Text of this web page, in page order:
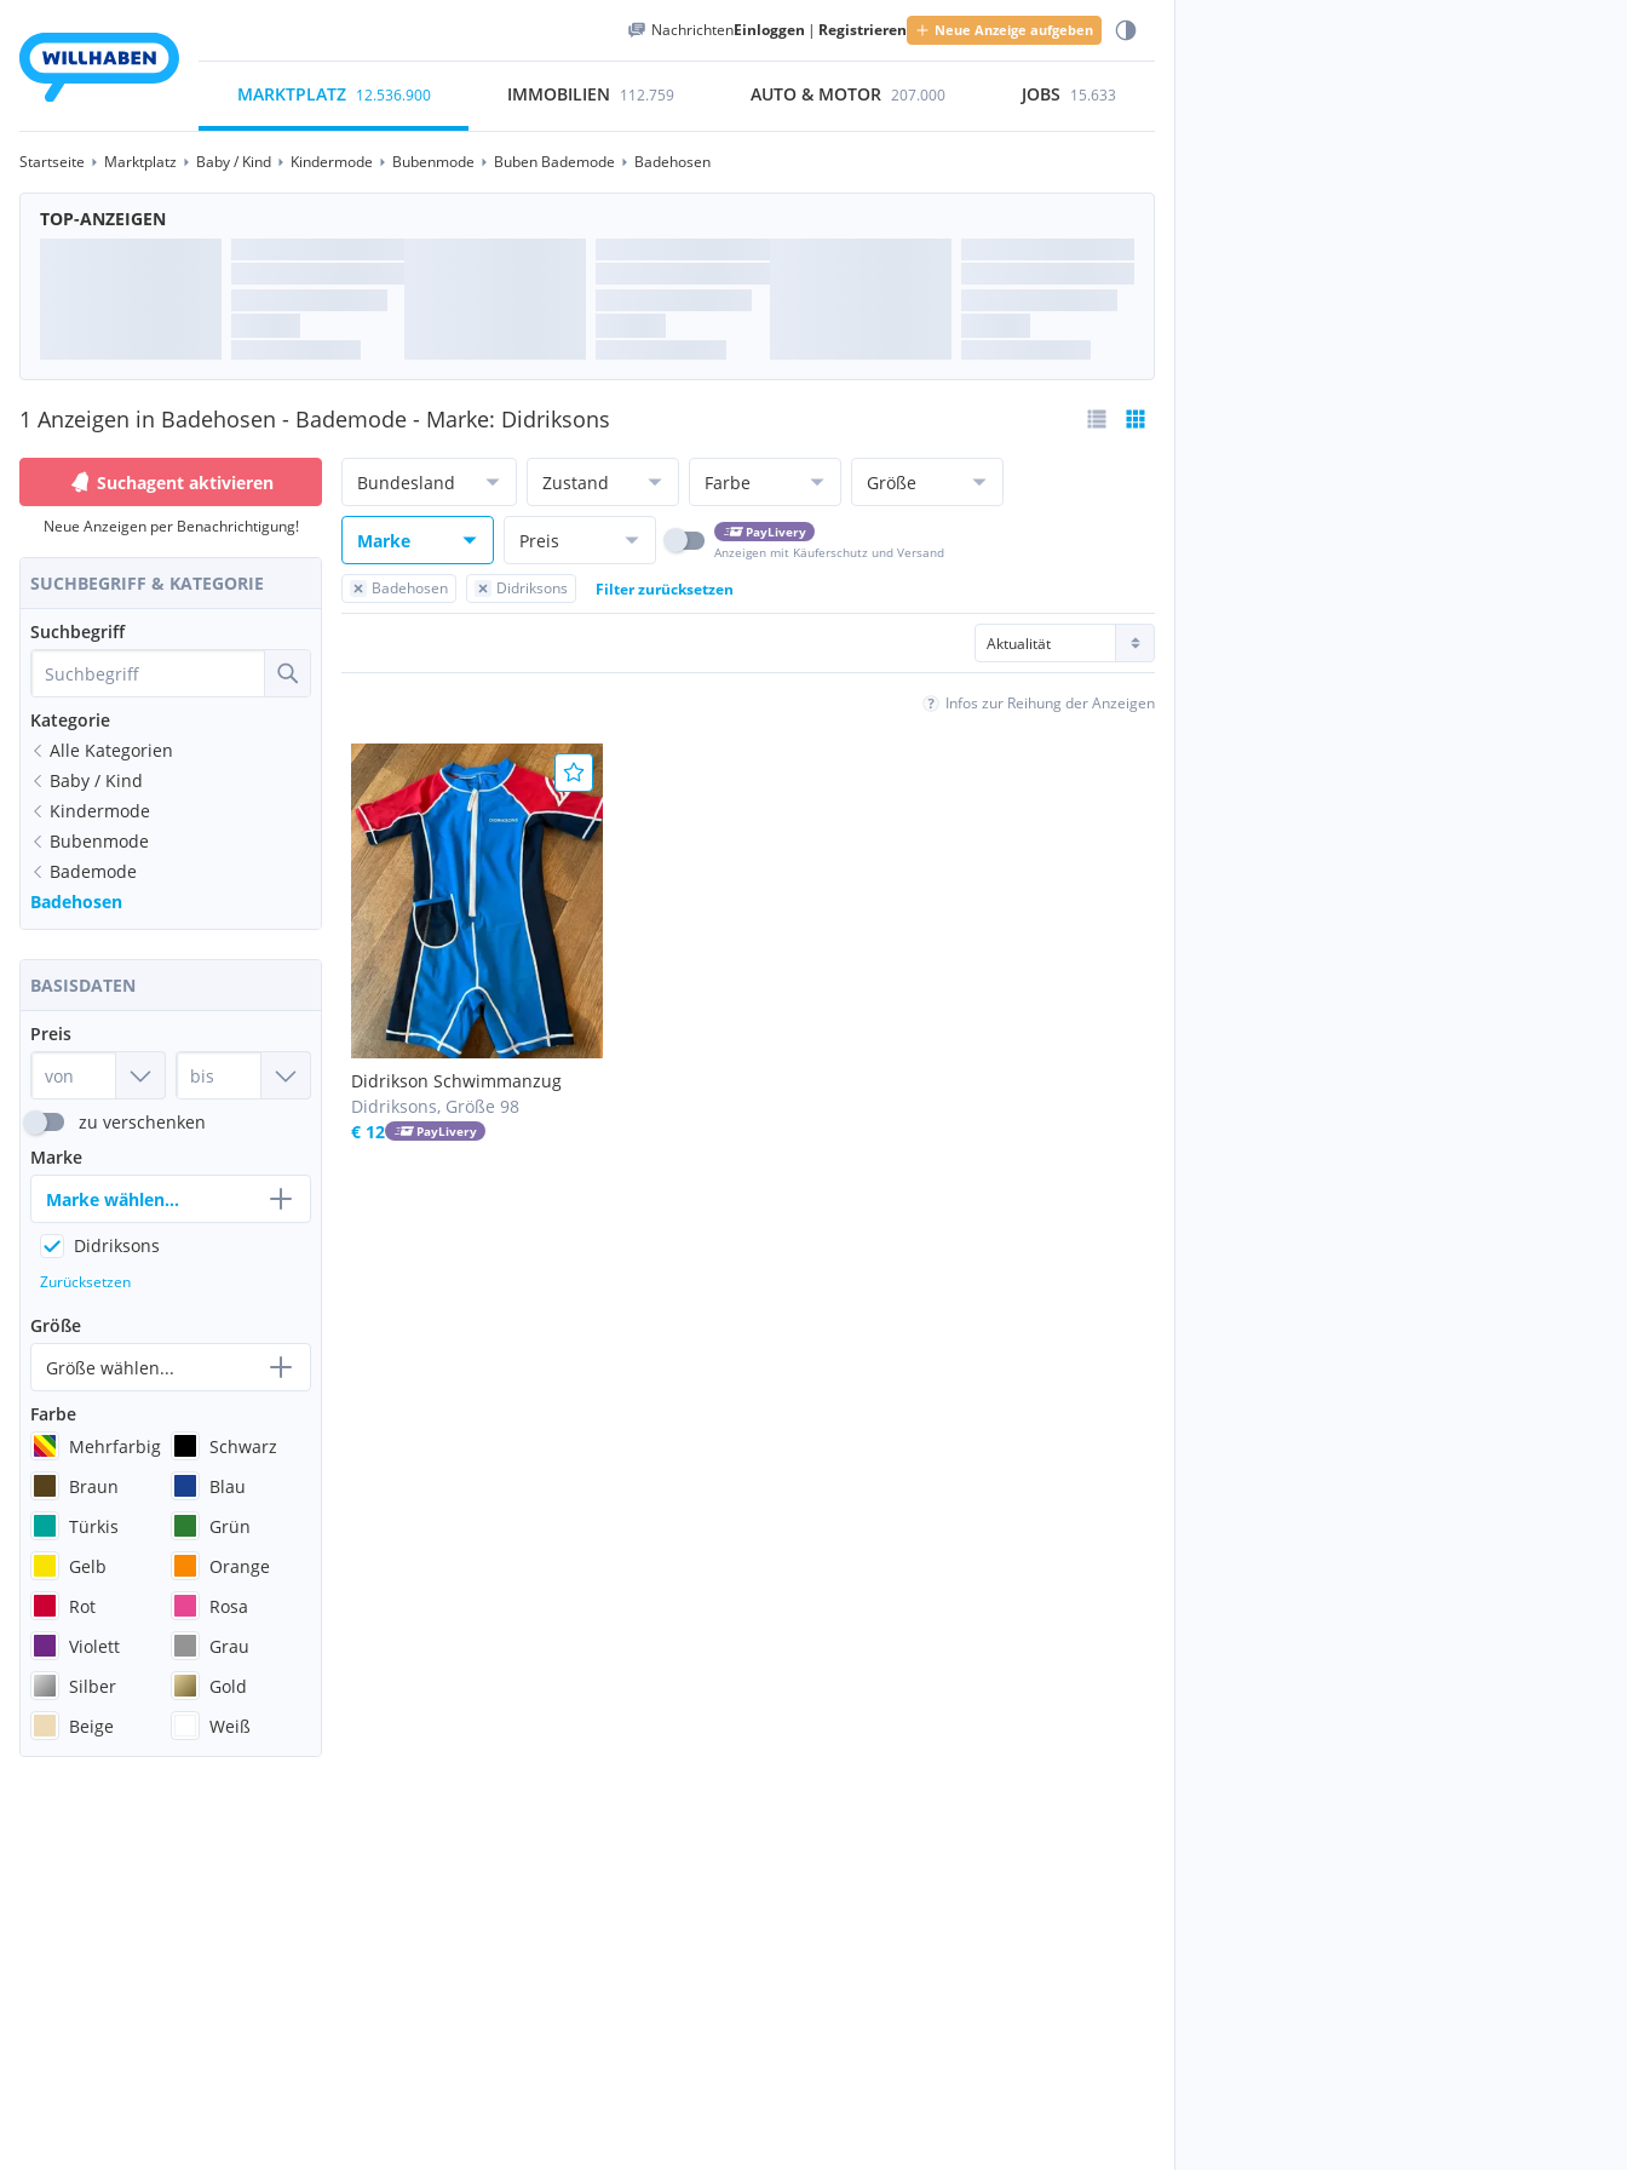
NachrichtenEinloggen | Registrieren Neue Anzeige aufgeben
MARKTPLATZ 12.536.900 IMMOBILIEN 112.759 AUTO & MOTOR 207.000 JOBS 15.633
Startseite Marktplatz Baby / Kind Kindermode Bubenmode Buben Bademode Badehosen
TOP-ANZEIGEN
1 Anzeigen in Badehosen - Bademode - Marke: Didriksons
Suchagent aktivieren
Neue Anzeigen per Benachrichtigung!
SUCHBEGRIFF & KATEGORIE
Suchbegriff
Kategorie
Alle Kategorien
Baby / Kind
Kindermode
Bubenmode
Bademode
Badehosen
BASISDATEN
Preis
zu verschenken
Marke
Marke wählen...
Didriksons
Zurücksetzen
Größe
Größe wählen...
Farbe
Mehrfarbig
Schwarz
Braun
Blau
Türkis
Grün
Gelb
Orange
Rot
Rosa
Violett
Grau
Silber
Gold
Beige
Weiß
Bundesland Zustand Farbe Größe
Marke Preis
PayLivery
Anzeigen mit Käuferschutz und Versand
Badehosen Didriksons Filter zurücksetzen
Infos zur Reihung der Anzeigen
Didrikson Schwimmanzug
Didriksons, Größe 98
€ 12
PayLivery